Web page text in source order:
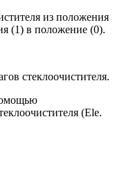
из положения
(1) в положение (0).
стеклоочистителя.
(Ele.